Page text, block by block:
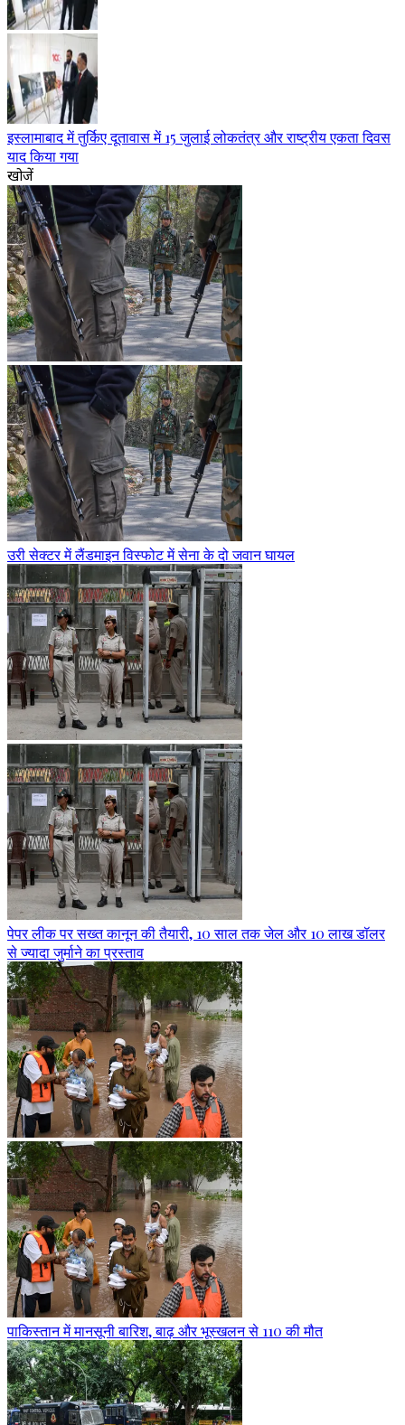
इस्लामाबाद में तुर्किए दूतावास में 15 जुलाई लोकतंत्र और राष्ट्रीय एकता दिवस
याद किया गया
खोजें
उरी सेक्टर में लैंडमाइन विस्फोट में सेना के दो जवान घायल
पेपर लीक पर सख्त कानून की तैयारी, 10 साल तक जेल और 10 लाख डॉलर
से ज्यादा जुर्माने का प्रस्ताव
पाकिस्तान में मानसूनी बारिश, बाढ़ और भूस्खलन से 110 की मौत